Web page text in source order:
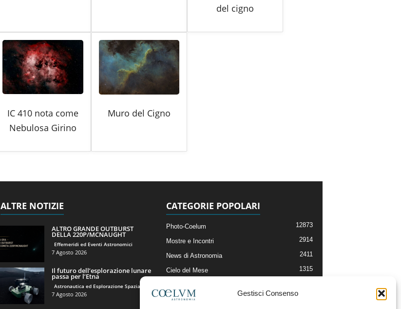
Gestisci Consenso
del cigno
IC 410 nota come
Nebulosa Girino
Muro del Cigno
ALTRE NOTIZIE
ALTRO GRANDE OUTBURST
DELLA 220P/MCNAUGHT
Effemeridi ed Eventi Astronomici
7 Agosto 2026
Il futuro dell’esplorazione lunare
passa per l’Etna
Astronautica ed Esplorazione Spaziale
7 Agosto 2026
CATEGORIE POPOLARI
Photo-Coelum 12873
Mostre e Incontri 2914
News di Astronomia 2411
Cielo del Mese 1315
Articoli e Risorse On-Line